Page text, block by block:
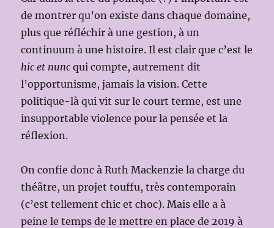
de montrer qu’on existe dans chaque domaine,
plus que réfléchir à une gestion, à un
continuum à une histoire. Il est clair que c’est le
hic et nunc qui compte, autrement dit
l’opportunisme, jamais la vision. Cette
politique-là qui vit sur le court terme, est une
insupportable violence pour la pensée et la
réflexion.
On confie donc à Ruth Mackenzie la charge du
théâtre, un projet touffu, très contemporain
(c’est tellement chic et choc). Mais elle a à
peine le temps de le mettre en place de 2019 à